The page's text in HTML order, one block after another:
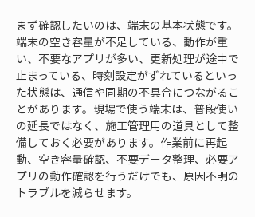
まず確認したいのは、端末の基本状態です。
端末の空き容量が不足している、動作が重
い、不要なアプリが多い、更新処理が途中で
止まっている、時刻設定がずれているといっ
た状態は、通信や同期の不具合につながるこ
とがあります。現場で使う端末は、普段使い
の延長ではなく、施工管理用の道具として整
備しておく必要があります。作業前に再起
動、空き容量確認、不要データ整理、必要ア
プリの動作確認を行うだけでも、原因不明の
トラブルを減らせます。